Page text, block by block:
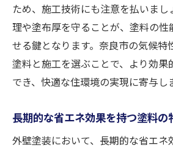
ため、施工技術にも注意を払いまし
理や塗布厚を守ることが、塗料の性
せる鍵となります。奈良市の気候特
塗料と施工を選ぶことで、より効果
でき、快適な住環境の実現に寄与し
長期的な省エネ効果を持つ塗料の
外壁塗装において、長期的な省エネ